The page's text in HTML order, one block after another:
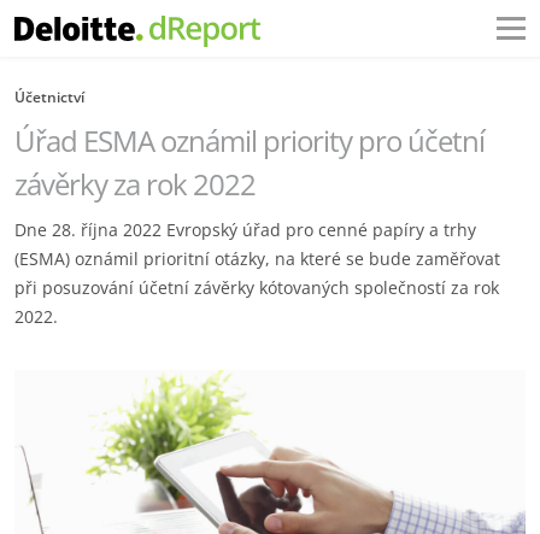
Účetnictví
Úřad ESMA oznámil priority pro účetní
závěrky za rok 2022
Dne 28. října 2022 Evropský úřad pro cenné papíry a trhy
(ESMA) oznámil prioritní otázky, na které se bude zaměřovat
při posuzování účetní závěrky kótovaných společností za rok
2022.